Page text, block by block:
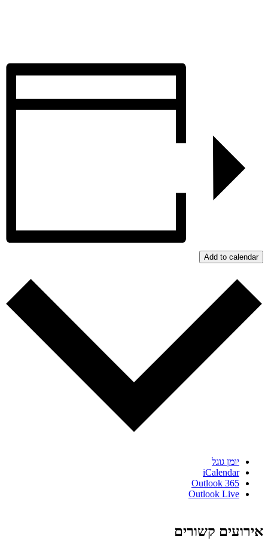
Add to calendar
יומן גוגל
iCalendar
Outlook 365
Outlook Live
אירועים קשורים